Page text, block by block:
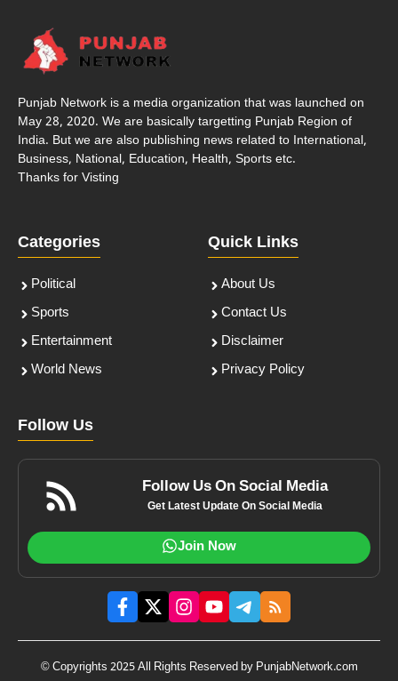
Punjab Network is a media organization that was launched on
May 28, 2020. We are basically targetting Punjab Region of
India. But we are also publishing news related to International,
Business, National, Education, Health, Sports etc.
Thanks for Visting
Categories
Political
Sports
Entertainment
World News
Quick Links
About Us
Contact Us
Disclaimer
Privacy Policy
Follow Us
Follow Us On Social Media
Get Latest Update On Social Media
Join Now
© Copyrights 2025 All Rights Reserved by PunjabNetwork.com